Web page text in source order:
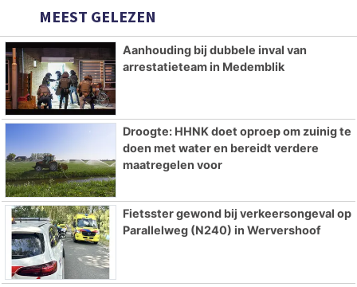
MEEST GELEZEN
Aanhouding bij dubbele inval van
arrestatieteam in Medemblik
Droogte: HHNK doet oproep om zuinig te
doen met water en bereidt verdere
maatregelen voor
Fietsster gewond bij verkeersongeval op
Parallelweg (N240) in Wervershoof